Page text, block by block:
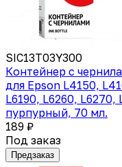
SIC13T03Y300
Контейнер с
для Epson L4150,
L6190, L6260,
пурпурный, 70 мл.
189 ₽
Под заказ
Предзаказ